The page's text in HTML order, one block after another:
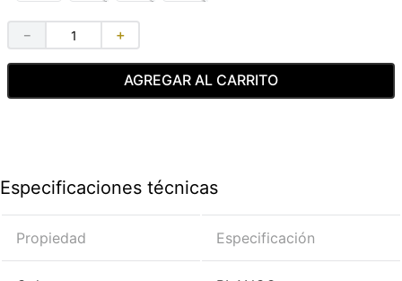
＋
－
AGREGAR AL CARRITO
Especificaciones técnicas
Propiedad Especificación